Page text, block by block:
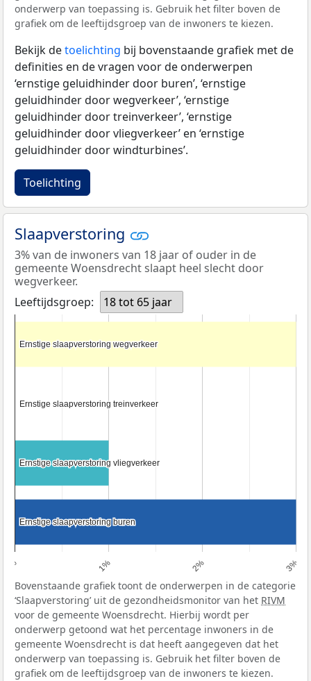
onderwerp van toepassing is. Gebruik het filter boven de
grafiek om de leeftijdsgroep van de inwoners te kiezen.
Bekijk detoelichting bij bovenstaande grafiek met de
definities en de vragen voor de onderwerpen
‘ernstige geluidhinder door buren’, ‘ernstige
geluidhinder door wegverkeer’, ‘ernstige
geluidhinder door treinverkeer’, ‘ernstige
geluidhinder door vliegverkeer’ en ‘ernstige
geluidhinder door windturbines’.
Toelichting
Slaapverstoring
3% van de inwoners van 18 jaar of ouder in de
gemeente Woensdrecht slaapt heel slecht door
wegverkeer.
Leeftijdsgroep:
18 tot 65 jaar
0% 1% 2% 3%
Ernstige slaapverstoring wegverkeer
Ernstige slaapverstoring wegverkeer
Ernstige slaapverstoring treinverkeer
Ernstige slaapverstoring treinverkeer
Ernstige slaapverstoring vliegverkeer
Ernstige slaapverstoring vliegverkeer
Ernstige slaapverstoring buren
Ernstige slaapverstoring buren
Bovenstaande grafiek toont de onderwerpen in de categorie
‘Slaapverstoring’ uit de gezondheidsmonitor van het RIVM
voor de gemeente Woensdrecht. Hierbij wordt per
onderwerp getoond wat het percentage inwoners in de
gemeente Woensdrecht is dat heeft aangegeven dat het
onderwerp van toepassing is. Gebruik het filter boven de
grafiek om de leeftijdsgroep van de inwoners te kiezen.